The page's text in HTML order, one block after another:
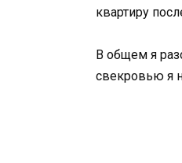
квартиру
В общем я
свекровью я